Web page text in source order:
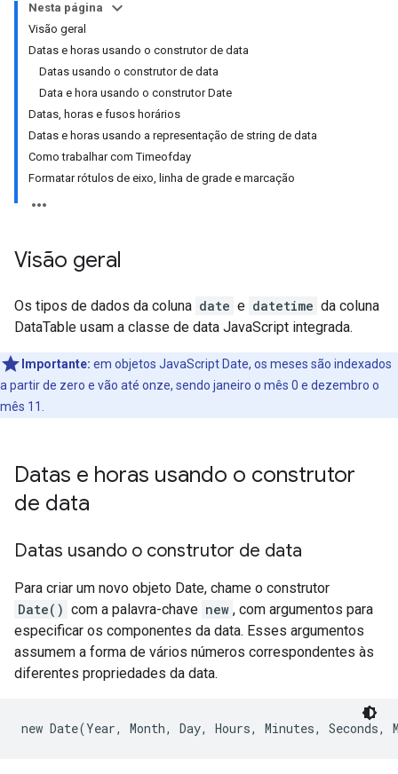
Nesta página
Visão geral
Datas e horas usando o construtor de data
Datas usando o construtor de data
Data e hora usando o construtor Date
Datas, horas e fusos horários
Datas e horas usando a representação de string de data
Como trabalhar com Timeofday
Formatar rótulos de eixo, linha de grade e marcação
Visão geral
Os tipos de dados da coluna date e datetime da coluna
DataTable usam a classe de data JavaScript integrada.
Importante: em objetos JavaScript Date, os meses são indexados
a partir de zero e vão até onze, sendo janeiro o mês 0 e dezembro o
mês 11.
Datas e horas usando o construtor
de data
Datas usando o construtor de data
Para criar um novo objeto Date, chame o construtor
Date() com a palavra-chave new , com argumentos para
especificar os componentes da data. Esses argumentos
assumem a forma de vários números correspondentes às
diferentes propriedades da data.
new Date(Year, Month, Day, Hours, Minutes,